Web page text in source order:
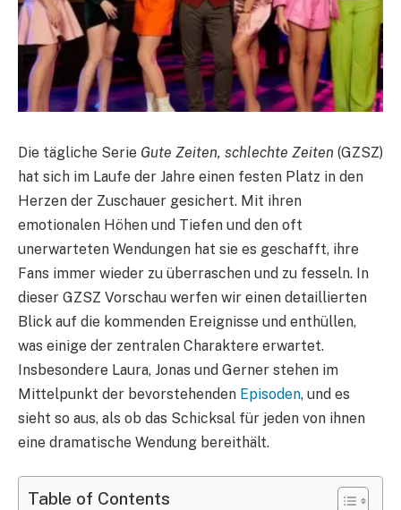
Die tägliche Serie Gute Zeiten, schlechte Zeiten (GZSZ)
hat sich im Laufe der Jahre einen festen Platz in den
Herzen der Zuschauer gesichert. Mit ihren
emotionalen Höhen und Tiefen und den oft
unerwarteten Wendungen hat sie es geschafft, ihre
Fans immer wieder zu überraschen und zu fesseln. In
dieser GZSZ Vorschau werfen wir einen detaillierten
Blick auf die kommenden Ereignisse und enthüllen,
was einige der zentralen Charaktere erwartet.
Insbesondere Laura, Jonas und Gerner stehen im
Mittelpunkt der bevorstehenden Episoden, und es
sieht so aus, als ob das Schicksal für jeden von ihnen
eine dramatische Wendung bereithält.
Table of Contents